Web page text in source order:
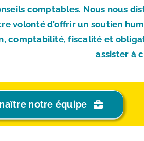
comptables. Nous nous
volonté d’offrir un soutien
comptabilité, fiscalité et
assister à
notre équipe